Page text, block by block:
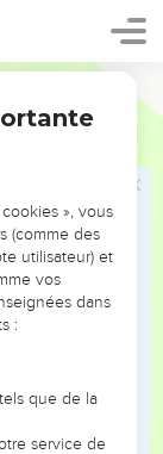
demanda à
– Joseph
Joseph alla
une fois Jésus
trente kilos
de
comme les
leurs morts.
», vous
(comme des
utilisateur) et
vos
dans
:
que de la
service de